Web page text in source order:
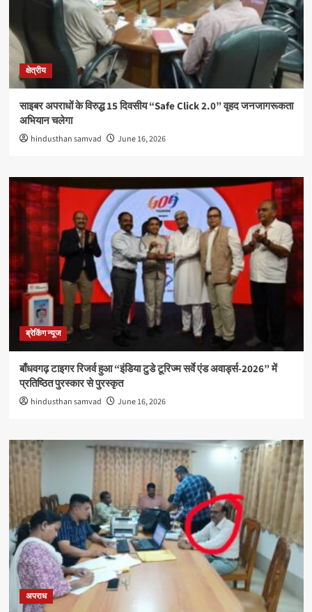
क्षेत्रीय
साइबर अपराधों के विरुद्ध 15 दिवसीय “Safe Click 2.0” वृहद जनजागरूकता
अभियान चलेगा
hindusthan samvad June 16, 2026
ब्रेकिंग न्यूज
बाँधवगढ़ टाइगर रिजर्व हुआ “इंडिया टुडे टूरिज्म सर्वे एंड अवार्ड्स-2026” में
प्रतिष्ठित पुरस्कार से पुरस्कृत
hindusthan samvad June 16, 2026
अपराध